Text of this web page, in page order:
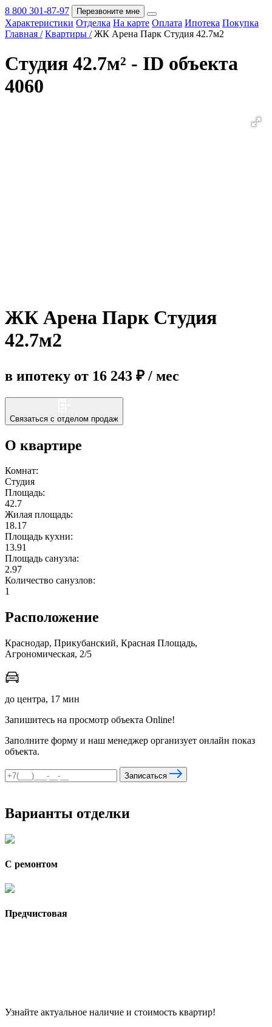
Покупка
мы в соцсетях
8 800 301-87-97 Перезвоните мне
Характеристики Отделка На карте Оплата Ипотека Покупка
Главная / Квартиры / ЖК Арена Парк Студия 42.7м2
Студия 42.7м² - ID объекта
4060
ЖК Арена Парк Студия
42.7м2
в ипотеку от 16 243 ₽ / мес
Связаться с отделом продаж
О квартире
Комнат:
Студия
Площадь:
42.7
Жилая площадь:
18.17
Площадь кухни:
13.91
Площадь санузла:
2.97
Количество санузлов:
1
Расположение
Краснодар, Прикубанский, Красная Площадь,
Агрономическая, 2/5
до центра, 17 мин
Запишитесь на просмотр объекта Online!
Заполните форму и наш менеджер организует онлайн показ
объекта.
Записаться
Варианты отделки
С ремонтом
Предчистовая
Узнайте актуальное наличие и стоимость квартир!